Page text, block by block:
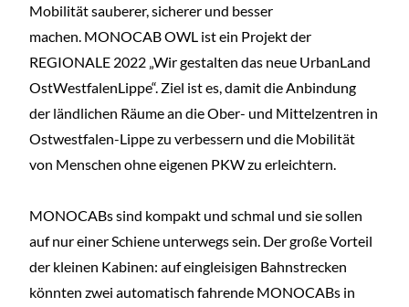
Mobilität sauberer, sicherer und besser
machen. MONOCAB OWL ist ein Projekt der
REGIONALE 2022 „Wir gestalten das neue UrbanLand
OstWestfalenLippe“. Ziel ist es, damit die Anbindung
der ländlichen Räume an die Ober- und Mittelzentren in
Ostwestfalen-Lippe zu verbessern und die Mobilität
von Menschen ohne eigenen PKW zu erleichtern.
MONOCABs sind kompakt und schmal und sie sollen
auf nur einer Schiene unterwegs sein. Der große Vorteil
der kleinen Kabinen: auf eingleisigen Bahnstrecken
könnten zwei automatisch fahrende MONOCABs in